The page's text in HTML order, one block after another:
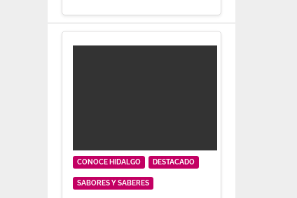
CONOCE HIDALGO DESTACADO
SABORES Y SABERES